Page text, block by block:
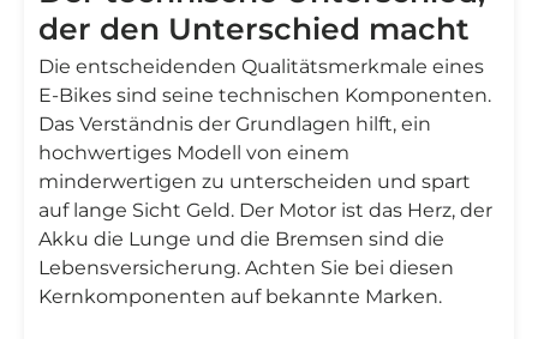
der den Unterschied macht
Die entscheidenden Qualitätsmerkmale eines
E-Bikes sind seine technischen Komponenten.
Das Verständnis der Grundlagen hilft, ein
hochwertiges Modell von einem
minderwertigen zu unterscheiden und spart
auf lange Sicht Geld. Der Motor ist das Herz, der
Akku die Lunge und die Bremsen sind die
Lebensversicherung. Achten Sie bei diesen
Kernkomponenten auf bekannte Marken.